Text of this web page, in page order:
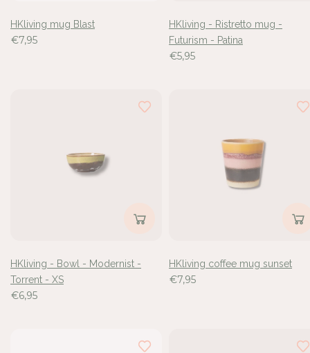
HKliving mug Blast
€7,95
HKliving - Ristretto mug -
Futurism - Patina
€5,95
HKliving - Bowl - Modernist -
Torrent - XS
€6,95
HKliving coffee mug sunset
€7,95